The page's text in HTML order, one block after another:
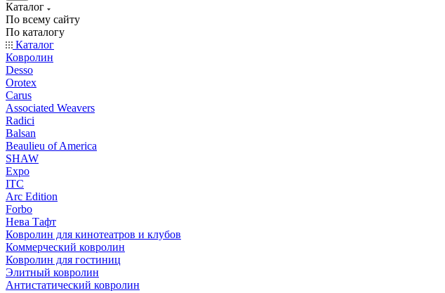
Каталог
По всему сайту
По каталогу
Каталог
Ковролин
Desso
Orotex
Carus
Associated Weavers
Radici
Balsan
Beaulieu of America
SHAW
Expo
ITC
Arc Edition
Forbo
Нева Тафт
Ковролин для кинотеатров и клубов
Коммерческий ковролин
Ковролин для гостиниц
Элитный ковролин
Антистатический ковролин